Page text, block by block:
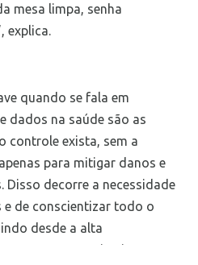
mesa limpa, senha
explica.
quando se fala em
dados na saúde são as
controle exista, sem a
para mitigar danos e
Disso decorre a necessidade
e de conscientizar todo o
desde a alta
que, em um primeiro